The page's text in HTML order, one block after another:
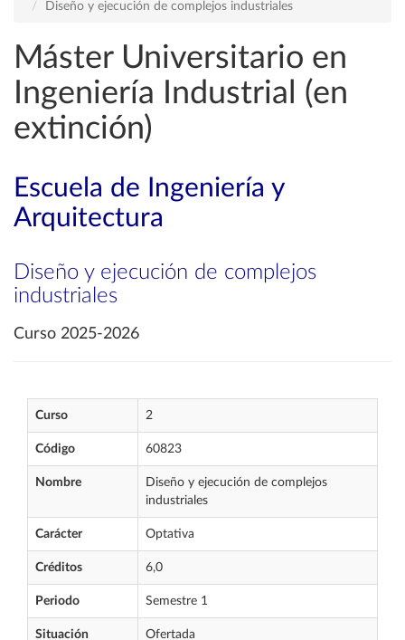
Diseño y ejecución de complejos industriales
Máster Universitario en
Ingeniería Industrial (en
extinción)
Escuela de Ingeniería y
Arquitectura
Diseño y ejecución de complejos
industriales
Curso 2025-2026
Curso 2
Código 60823
Nombre
Diseño y ejecución de complejos
industriales
Carácter Optativa
Créditos 6,0
Periodo Semestre 1
Situación Ofertada